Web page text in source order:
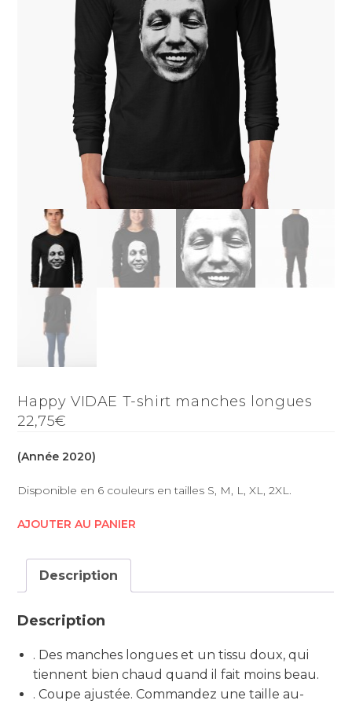
Happy VIDAE T-shirt manches longues
22,75€
(Année 2020)
Disponible en 6 couleurs en tailles S, M, L, XL, 2XL.
AJOUTER AU PANIER
Description
Description
. Des manches longues et un tissu doux, qui
tiennent bien chaud quand il fait moins beau.
. Coupe ajustée. Commandez une taille au-